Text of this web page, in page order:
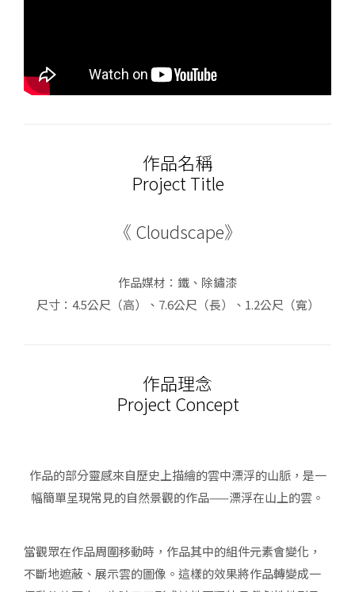
作品名稱
Project Title
《 Cloudscape》
作品媒材：鐵、除鏽漆
尺寸：4.5公尺（高）、7.6公尺（長）、1.2公尺（寬）
作品理念
Project Concept
作品的部分靈感來自歷史上描繪的雲中漂浮的山脈，是一
幅簡單呈現常見的自然景觀的作品——漂浮在山上的雲。
當觀眾在作品周圍移動時，作品其中的組件元素會變化，
不斷地遮蔽、展示雲的圖像。這樣的效果將作品轉變成一